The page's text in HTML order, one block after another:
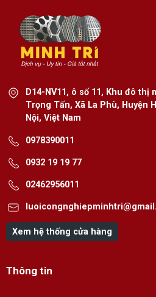
D14-NV11, ô số 11, Khu đô thị
Trọng Tấn, Xã La Phù, Huyện
Nội, Việt Nam
0978390011
0932 19 19 77
02462956011
Xem hệ thống cửa hàng
Thông tin